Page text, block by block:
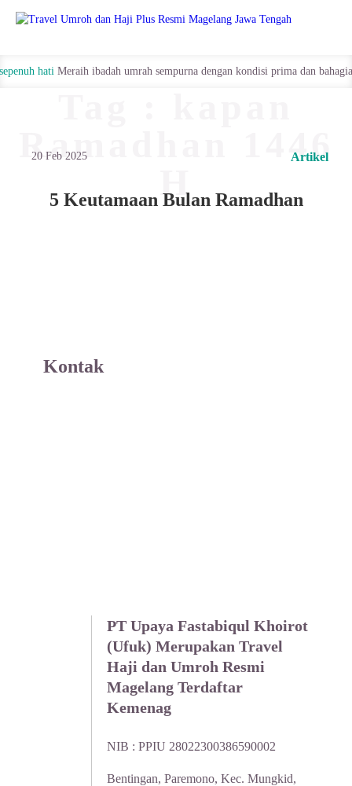
hatiMeraih ibadah umrah sempurna dengan kondisi prima dan bahagia.
Ramadhan 1446
H
20 Feb 2025 Artikel
5 Keutamaan Bulan Ramadhan
Kontak
PT Upaya Fastabiqul Khoirot
(Ufuk) Merupakan Travel
Haji dan Umroh Resmi
Magelang Terdaftar
Kemenag
NIB : PPIU 28022300386590002
Bentingan, Paremono, Kec. Mungkid,